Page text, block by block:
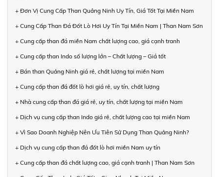
+ Đơn Vị Cung Cấp Than Quảng Ninh Uy Tín, Giá Tốt Tại Miền Nam
+ Cung Cấp Than Đá Đốt Lò Hơi Uy Tín Tại Miền Nam | Than Nam Sơn
+ Cung cấp than đá miền Nam chất lượng cao, giá cạnh tranh
+ Cung cấp than Indo số lượng lớn – Chất lượng – Giá tốt
+ Bán than Quảng Ninh giá rẻ, chất lượng tại miền Nam
+ Cung cấp than đá đốt lò hơi giá rẻ, uy tín, chất lượng
+ Nhà cung cấp than đá giá rẻ, uy tín, chất lượng tại miền Nam
+ Dịch vụ cung cấp than Indo giá rẻ, chất lượng cao tại miền Nam
+ Vì Sao Doanh Nghiệp Nên Ưu Tiên Sử Dụng Than Quảng Ninh?
+ Dịch vụ cung cấp than đá đốt lò hơi miền Nam uy tín
+ Cung cấp than đá chất lượng cao, giá cạnh tranh | Than Nam Sơn